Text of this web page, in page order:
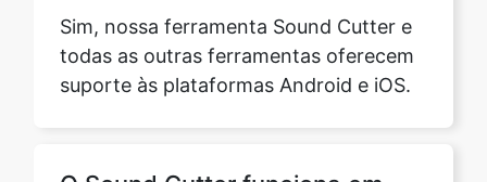
O Sound Cutter funciona em